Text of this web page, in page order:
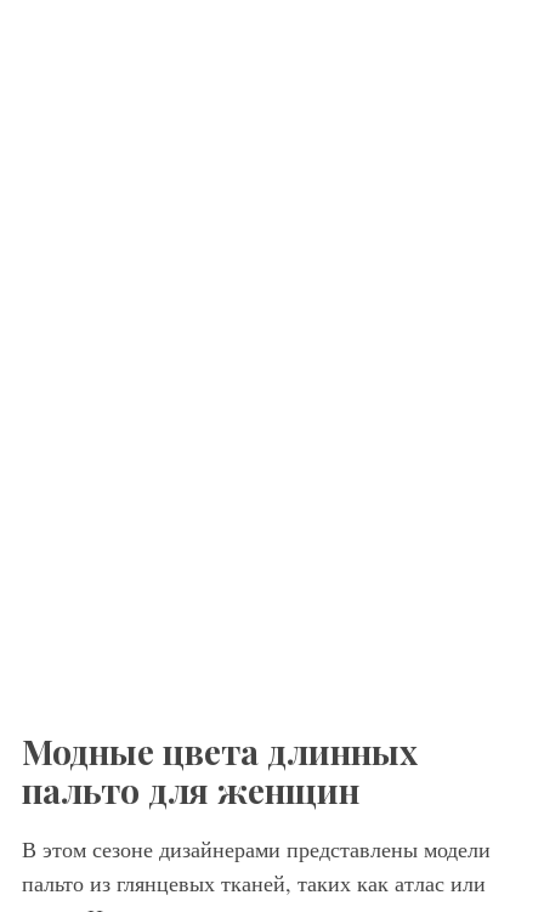
Модные цвета длинных
пальто для женщин
В этом сезоне дизайнерами представлены модели
пальто из глянцевых тканей, таких как атлас или